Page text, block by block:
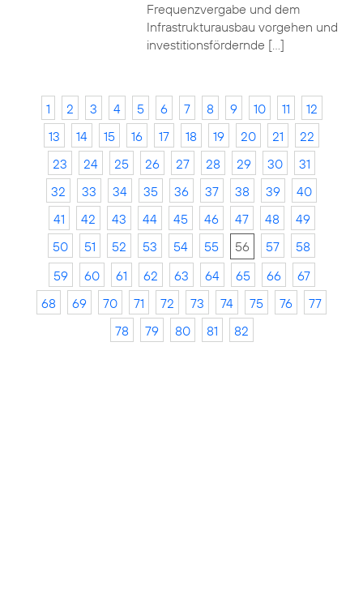
Frequenzvergabe und dem
Infrastrukturausbau vorgehen und
investitionsfördernde […]
1 2 3 4 5 6 7 8 9 10 11
12
13
14 15 16 17 18 19 20 21
22
23
24 25 26 27 28 29 30
31
32
33 34 35 36 37 38 39
40
41
42 43 44 45 46 47 48
49
50
51 52 53 54 55 56 57
58
59
60 61 62 63 64 65 66
67
68
69 70 71 72 73 74 75 76
77
78
79 80 81 82